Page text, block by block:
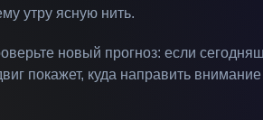
утру ясную нить.
новый прогноз: если
покажет, куда направить